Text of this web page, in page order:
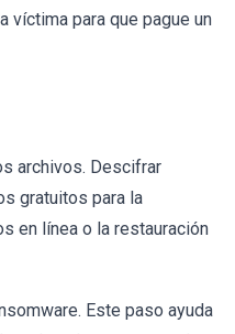
víctima para que pague un
archivos. Descifrar
gratuitos para la
en línea o la restauración
Este paso ayuda